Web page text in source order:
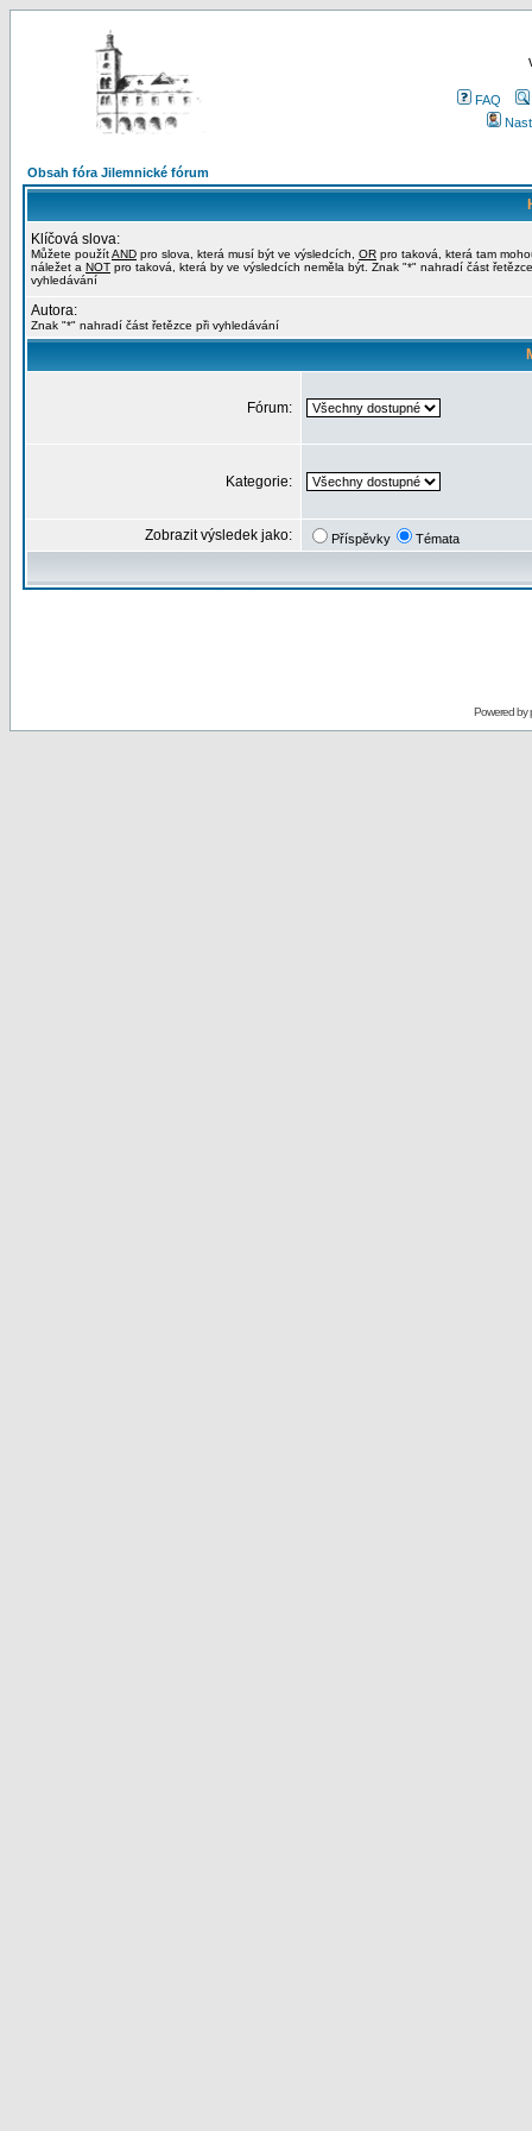
FAQ
Obsah fóra Jilemnické fórum
Klíčová slova:
Můžete použítAND pro slova, která musí být ve výsledcích, OR pro taková, která tam
náležet a NOT pro taková, která by ve výsledcích neměla být. Znak "*" nahradí část
vyhledávání
Autora:
Znak "*" nahradí část řetězce při vyhledávání
Fórum:
Kategorie:
Zobrazit výsledek jako: Příspěvky Témata
Powered by